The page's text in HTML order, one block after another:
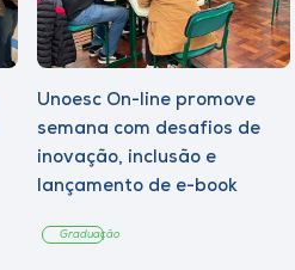
Unoesc On-line promove
semana com desafios de
inovação, inclusão e
lançamento de e-book
Graduação